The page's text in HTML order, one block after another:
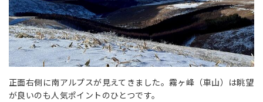
正面右側に南アルプスが見えてきました。霧ヶ峰（車山）は眺望
が良いのも人気ポイントのひとつです。